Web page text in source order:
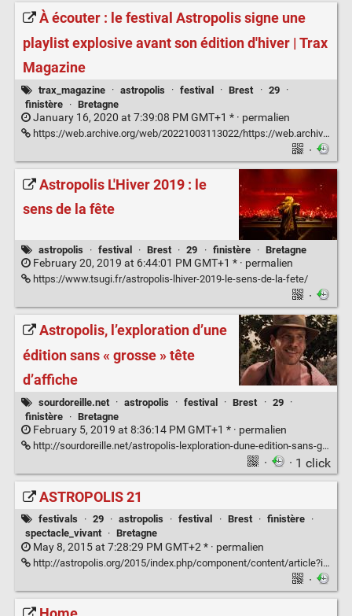
À écouter : le festival Astropolis signe une
playlist explosive avant son édition d'hiver | Trax
Magazine
trax_magazine · astropolis · festival · Brest · 29
·
finistère
· Bretagne
January 16, 2020 at 7:39:08 PM GMT+1 * · permalien
https://web.archive.org/web/20221003113022/https://web.archive.org/web/20221003113022/https://www.traxmag.com/festival-astropolis-hiver/
·
Astropolis L'Hiver 2019 : le
sens de la fête
astropolis · festival · Brest · 29 · finistère · Bretagne
February 20, 2019 at 6:44:01 PM GMT+1 * · permalien
https://www.tsugi.fr/astropolis-lhiver-2019-le-sens-de-la-fete/
·
Astropolis, l’exploration d’une
édition sans « grosse » tête
d’affiche
sourdoreille.net · astropolis · festival · Brest · 29
·
finistère
· Bretagne
February 5, 2019 at 8:36:14 PM GMT+1 * · permalien
http://sourdoreille.net/astropolis-lexploration-dune-edition-sans-grosse-tete-daffiche/
· · 1 click
ASTROPOLIS 21
festivals · 29 · astropolis · festival · Brest · finistère
·
spectacle_vivant
· Bretagne
May 8, 2015 at 7:28:29 PM GMT+2 * · permalien
http://astropolis.org/2015/index.php/component/content/article?id=3:home-3
·